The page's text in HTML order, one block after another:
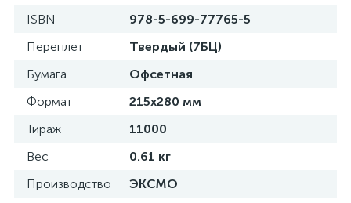
ISBN
978-5-699-77765-5
Переплет
Твердый (7БЦ)
Бумага
Офсетная
Формат
215x280 мм
Тираж
11000
Вес
0.61 кг
Производство
ЭКСМО